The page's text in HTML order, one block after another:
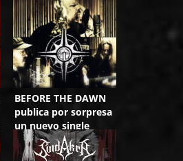
BEFORE THE DAWN
publica por sorpresa
un nuevo single